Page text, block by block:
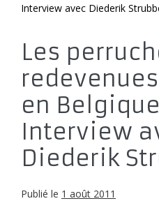
Interview avec Diederik
Les
en
Interview
Diederik
Publié le 1 août 2011